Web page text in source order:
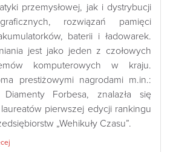
przemysłowej, jak i dystrybucji
rozwiązań pamięci
baterii i ładowarek.
jest jako jeden z czołowych
komputerowych w kraju.
prestiżowymi nagrodami m.in.:
Forbesa, znalazła się
pierwszej edycji rankingu
„Wehikuły Czasu”.